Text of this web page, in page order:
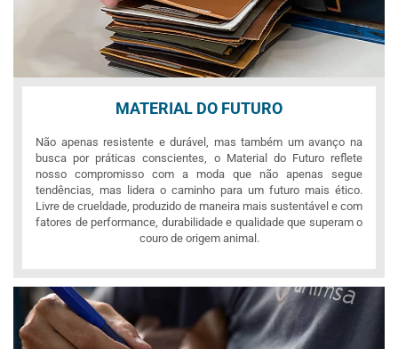
MATERIAL DO FUTURO
Não apenas resistente e durável, mas também um avanço na
busca por práticas conscientes, o Material do Futuro reflete
nosso compromisso com a moda que não apenas segue
tendências, mas lidera o caminho para um futuro mais ético.
Livre de crueldade, produzido de maneira mais sustentável e com
fatores de performance, durabilidade e qualidade que superam o
couro de origem animal.